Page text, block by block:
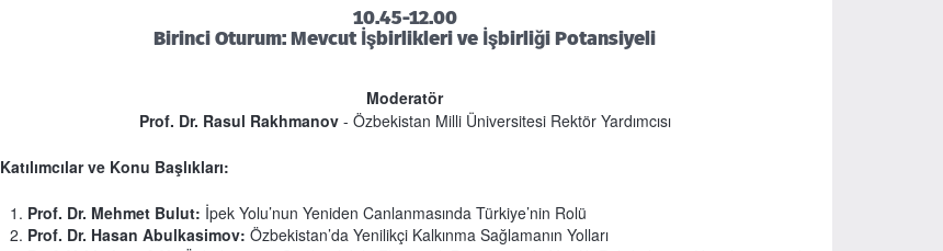
10.45-12.00
Birinci Oturum: Mevcut İşbirlikleri ve İşbirliği Potansiyeli
Moderatör
Prof. Dr. Rasul Rakhmanov- Özbekistan Milli Üniversitesi Rektör Yardımcısı
Katılımcılar ve Konu Başlıkları:
Prof. Dr. Mehmet Bulut: İpek Yolu’nun Yeniden Canlanmasında Türkiye’nin Rolü
Prof. Dr. Hasan Abulkasimov: Özbekistan’da Yenilikçi Kalkınma Sağlamanın Yolları